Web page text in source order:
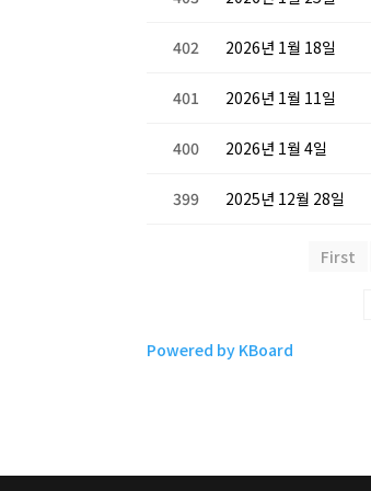
402 2026년 1월 18일
401 2026년 1월 11일
400 2026년 1월 4일
399 2025년 12월 28일
First
Powered by KBoard